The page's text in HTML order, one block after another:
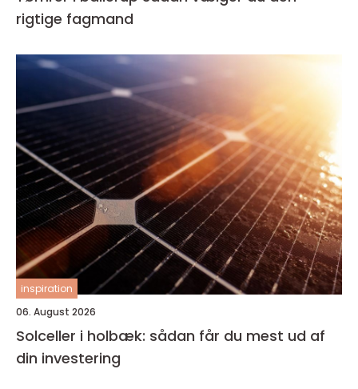
rigtige fagmand
inspiration
06. August 2026
Solceller i holbæk: sådan får du mest ud af
din investering